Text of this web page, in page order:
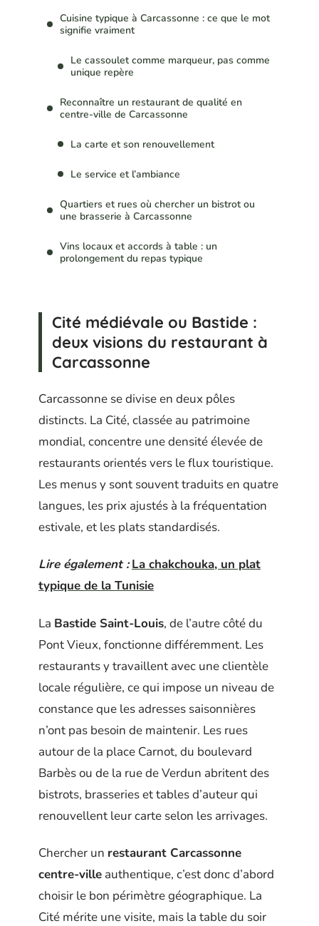
Cuisine typique à Carcassonne : ce que le mot
signifie vraiment
Le cassoulet comme marqueur, pas comme
unique repère
Reconnaître un restaurant de qualité en
centre-ville de Carcassonne
La carte et son renouvellement
Le service et l’ambiance
Quartiers et rues où chercher un bistrot ou
une brasserie à Carcassonne
Vins locaux et accords à table : un
prolongement du repas typique
Cité médiévale ou Bastide :
deux visions du restaurant à
Carcassonne
Carcassonne se divise en deux pôles
distincts. La Cité, classée au patrimoine
mondial, concentre une densité élevée de
restaurants orientés vers le flux touristique.
Les menus y sont souvent traduits en quatre
langues, les prix ajustés à la fréquentation
estivale, et les plats standardisés.
Lire également : La chakchouka, un plat
typique de la Tunisie
La Bastide Saint-Louis, de l’autre côté du
Pont Vieux, fonctionne différemment. Les
restaurants y travaillent avec une clientèle
locale régulière, ce qui impose un niveau de
constance que les adresses saisonnières
n’ont pas besoin de maintenir. Les rues
autour de la place Carnot, du boulevard
Barbès ou de la rue de Verdun abritent des
bistrots, brasseries et tables d’auteur qui
renouvellent leur carte selon les arrivages.
Chercher un restaurant Carcassonne
centre-ville authentique, c’est donc d’abord
choisir le bon périmètre géographique. La
Cité mérite une visite, mais la table du soir